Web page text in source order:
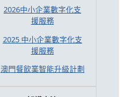
2026中小企業數字化支
援服務
2025 中小企業數字化支
援服務
澳門餐飲業智能升級計劃